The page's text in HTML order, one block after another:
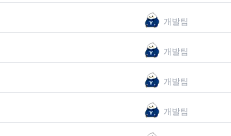
개발팀
개발팀
개발팀
개발팀